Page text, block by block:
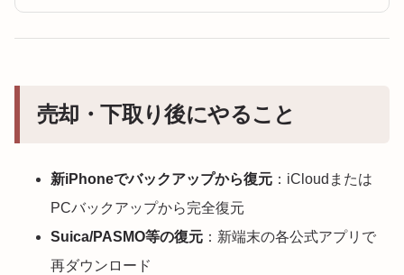
売却・下取り後にやること
新iPhoneでバックアップから復元 ：iCloudまたは
PCバックアップから完全復元
Suica/PASMO等の復元 ：新端末の各公式アプリで
再ダウンロード